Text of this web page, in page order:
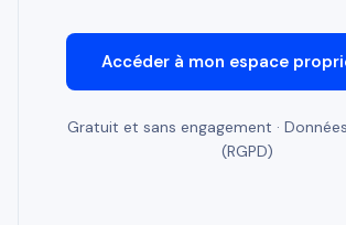
Accéder à mon espace
Gratuit et sans engagement ·
(RGPD)